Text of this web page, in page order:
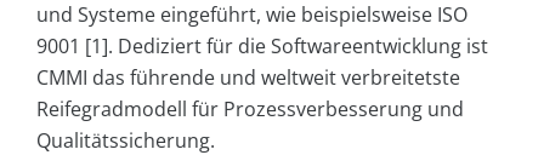
und Systeme eingeführt, wie beispielsweise ISO
9001 [1]. Dediziert für die Softwareentwicklung ist
CMMI das führende und weltweit verbreitetste
Reifegradmodell für Prozessverbesserung und
Qualitätssicherung.